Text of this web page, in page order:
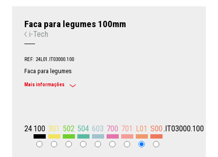
Faca para legumes 100mm
i-Tech
REF: 24L01.IT03000.100
Faca para legumes
Mais informações
24 100 301 502 504 603 700 701 L01 S00.IT03000.100